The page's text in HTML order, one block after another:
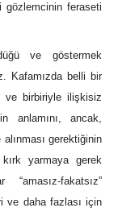
gözlemcinin feraseti
ve göstermek
Kafamızda belli bir
ve birbiriyle ilişkisiz
anlamını, ancak,
gerektiğinin
yarmaya gerek
fakatsız”
ve daha fazlası için